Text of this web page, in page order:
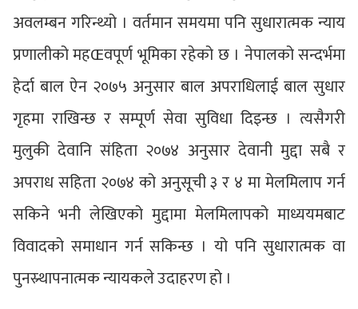
अवलम्बन गरिन्थ्यो । वर्तमान समयमा पनि सुधारात्मक न्याय
प्रणालीको महŒवपूर्ण भूमिका रहेको छ । नेपालको सन्दर्भमा
हेर्दा बाल ऐन २०७५ अनुसार बाल अपराधिलाई बाल सुधार
गृहमा राखिन्छ र सम्पूर्ण सेवा सुविधा दिइन्छ । त्यसैगरी
मुलुकी देवानि संहिता २०७४ अनुसार देवानी मुद्दा सबै र
अपराध सहिता २०७४ को अनुसूची ३ र ४ मा मेलमिलाप गर्न
सकिने भनी लेखिएको मुद्दामा मेलमिलापको माध्ययमबाट
विवादको समाधान गर्न सकिन्छ । यो पनि सुधारात्मक वा
पुनस्र्थापनात्मक न्यायकले उदाहरण हो ।